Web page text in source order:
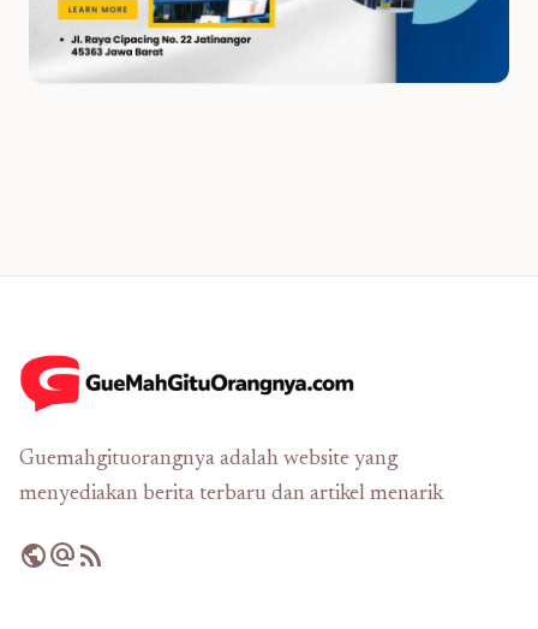
Guemahgituorangnya adalah website yang
menyediakan berita terbaru dan artikel menarik
publicalternate_emailrss_feed